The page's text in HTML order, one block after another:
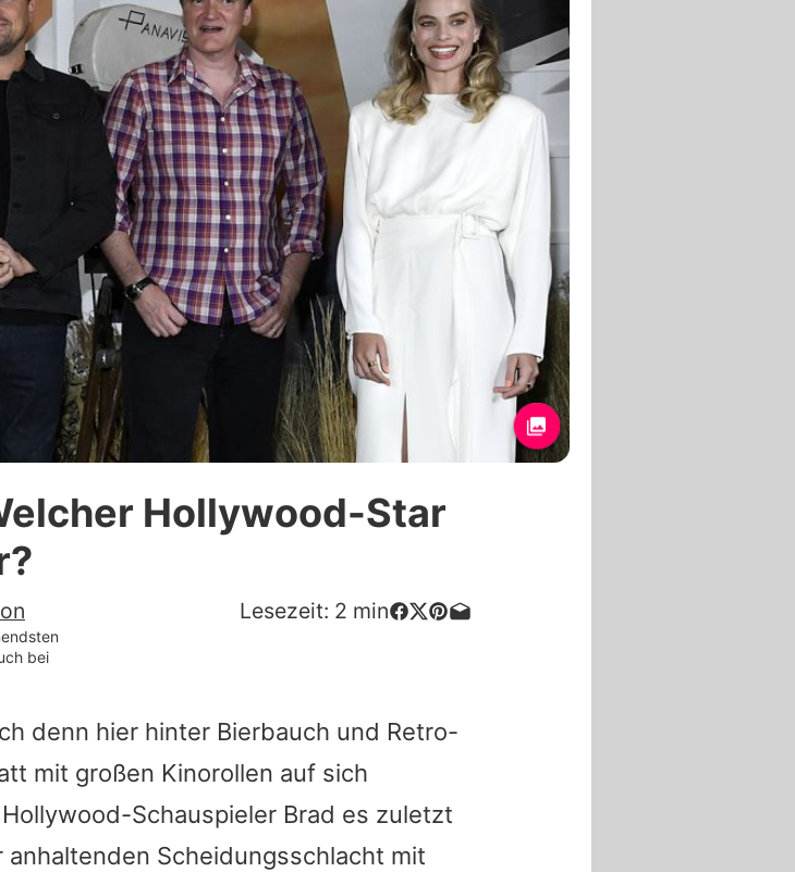
Lifestyle
& Liebe
Exklusiv
auf Promiflash
runterladen
Team
Richtlinien
Impressum
verwalten
Hollywood-Star
Lesezeit: 2 min
bei
denn hier hinter Bierbauch und Retro-
mit großen Kinorollen auf sich
Schauspieler Brad es zuletzt
Scheidungsschlacht mit